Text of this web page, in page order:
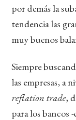
por demás la
tendencia las
muy buenos
Siempre
las empresas, a
reflation trade,
para los bancos